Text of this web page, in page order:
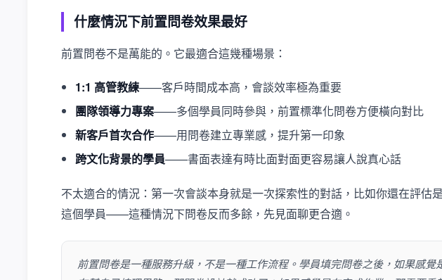
什麼情況下前置問卷效果最好
前置問卷不是萬能的。它最適合這幾種場景：
1:1 高管教練——客戶時間成本高，會談效率極為重要
團隊領導力專案——多個學員同時參與，前置標準化問卷方便橫向對比
新客戶首次合作——用問卷建立專業感，提升第一印象
跨文化背景的學員——書面表達有時比面對面更容易讓人說真心話
不太適合的情況：第一次會談本身就是一次探索性的對話，比如你還在評估
這個學員——這種情況下問卷反而多餘，先見面聊更合適。
前置問卷是一種服務升級，不是一種工作流程。學員填完問卷之後，如果感覺